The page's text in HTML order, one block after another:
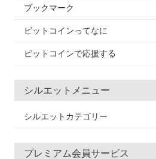
ブックマーク
ビットコインってなに
ビットコインで応援する
シルエットメニュー
シルエットカテゴリー
プレミアム会員サービス